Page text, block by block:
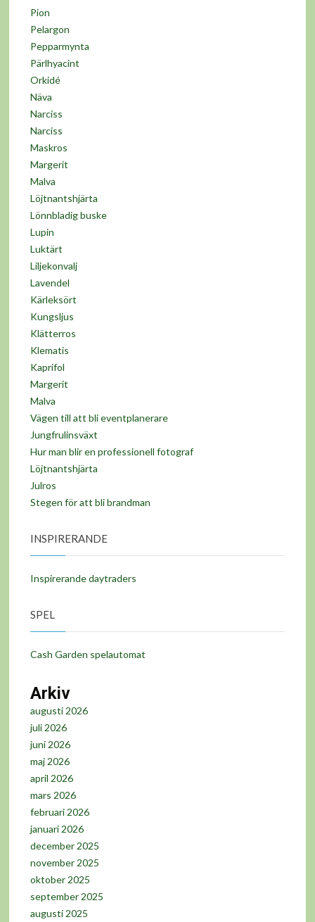
Pion
Pelargon
Pepparmynta
Pärlhyacint
Orkidé
Näva
Narciss
Narciss
Maskros
Margerit
Malva
Löjtnantshjärta
Lönnbladig buske
Lupin
Luktärt
Liljekonvalj
Lavendel
Kärleksört
Kungsljus
Klätterros
Klematis
Kaprifol
Margerit
Malva
Vägen till att bli eventplanerare
Jungfrulinsväxt
Hur man blir en professionell fotograf
Löjtnantshjärta
Julros
Stegen för att bli brandman
INSPIRERANDE
Inspirerande daytraders
SPEL
Cash Garden spelautomat
Arkiv
augusti 2026
juli 2026
juni 2026
maj 2026
april 2026
mars 2026
februari 2026
januari 2026
december 2025
november 2025
oktober 2025
september 2025
augusti 2025